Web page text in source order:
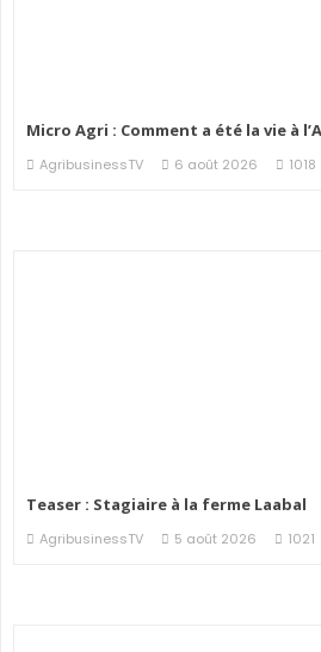
Micro Agri : Comment a été la vie à
AgribusinessTV 6 août 2026 1018
Teaser : Stagiaire à la ferme Laabal
AgribusinessTV 5 août 2026 1021